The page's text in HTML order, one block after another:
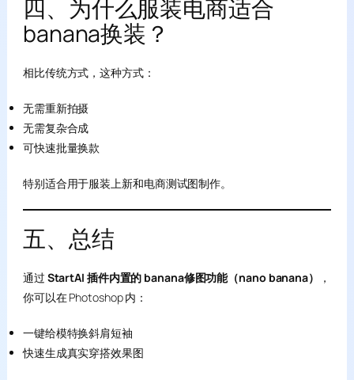
四、为什么服装电商适合
banana换装？
相比传统方式，这种方式：
无需重新拍摄
无需复杂合成
可快速批量换款
特别适合用于服装上新和电商测试图制作。
五、总结
通过 StartAI 插件内置的 banana修图功能（nano banana）
，
你可以在 Photoshop 内：
一键给模特换斜肩短袖
快速生成真实穿搭效果图